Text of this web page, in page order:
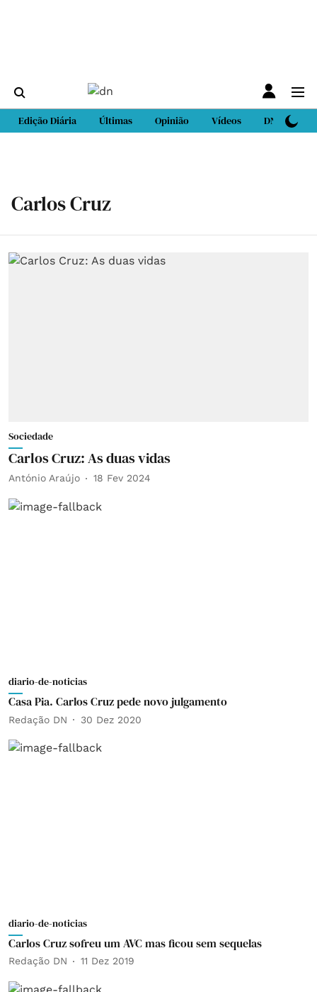
Edição Diária Últimas Opinião Vídeos DN Sport
Carlos Cruz
Sociedade
Carlos Cruz: As duas vidas
António Araújo 18 Fev 2024
diario-de-noticias
Casa Pia. Carlos Cruz pede novo julgamento
Redação DN 30 Dez 2020
diario-de-noticias
Carlos Cruz sofreu um AVC mas ficou sem sequelas
Redação DN 11 Dez 2019